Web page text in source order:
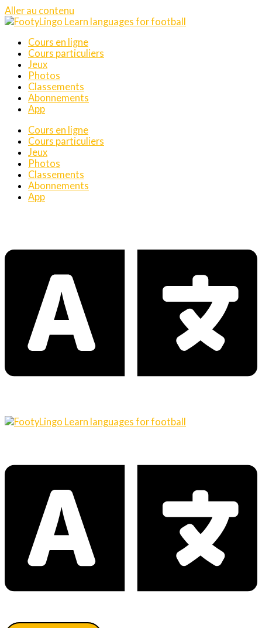
Aller au contenu
Cours en ligne
Cours particuliers
Jeux
Photos
Classements
Abonnements
App
Cours en ligne
Cours particuliers
Jeux
Photos
Classements
Abonnements
App